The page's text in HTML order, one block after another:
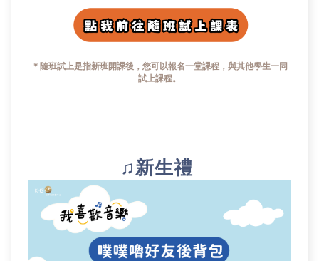
＊隨班試上是指新班開課後，您可以報名一堂課程，與其他學生一同
試上課程。
♫新生禮